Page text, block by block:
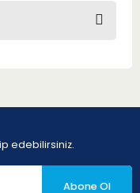
edebilirsiniz.
Abone Ol